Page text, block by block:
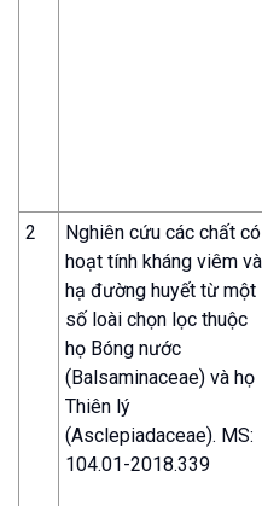
2
Nghiên cứu các chất có
hoạt tính kháng viêm và
hạ đường huyết từ một
số loài chọn lọc thuộc
họ Bóng nước
(Balsaminaceae) và họ
Thiên lý
(Asclepiadaceae). MS:
104.01-2018.339